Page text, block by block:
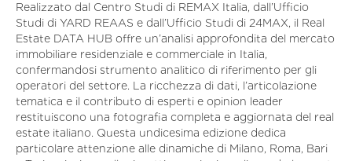
Realizzato dal Centro Studi di REMAX Italia, dall’Ufficio
Studi di YARD REAAS e dall’Ufficio Studi di 24MAX, il Real
Estate DATA HUB offre un’analisi approfondita del mercato
immobiliare residenziale e commerciale in Italia,
confermandosi strumento analitico di riferimento per gli
operatori del settore. La ricchezza di dati, l’articolazione
tematica e il contributo di esperti e opinion leader
restituiscono una fotografia completa e aggiornata del real
estate italiano. Questa undicesima edizione dedica
particolare attenzione alle dinamiche di Milano, Roma, Bari